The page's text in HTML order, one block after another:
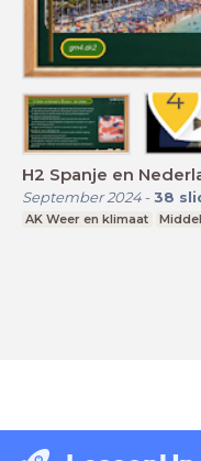
H2 Spanje en
September 2024- 38
AK Weer en klimaat